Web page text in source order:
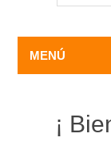
MENÚ
¡